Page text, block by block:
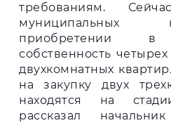
требованиям.
муниципальных
приобретении в
собственность
двухкомнатных
на закупку двух
находятся на
рассказал